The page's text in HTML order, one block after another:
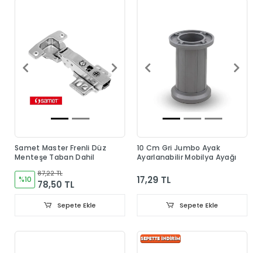
Samet Master Frenli Düz
Menteşe Taban Dahil
%10
87,22 TL
78,50 TL
Sepete Ekle
10 Cm Gri Jumbo Ayak
Ayarlanabilir Mobilya Ayağı
17,29 TL
Sepete Ekle